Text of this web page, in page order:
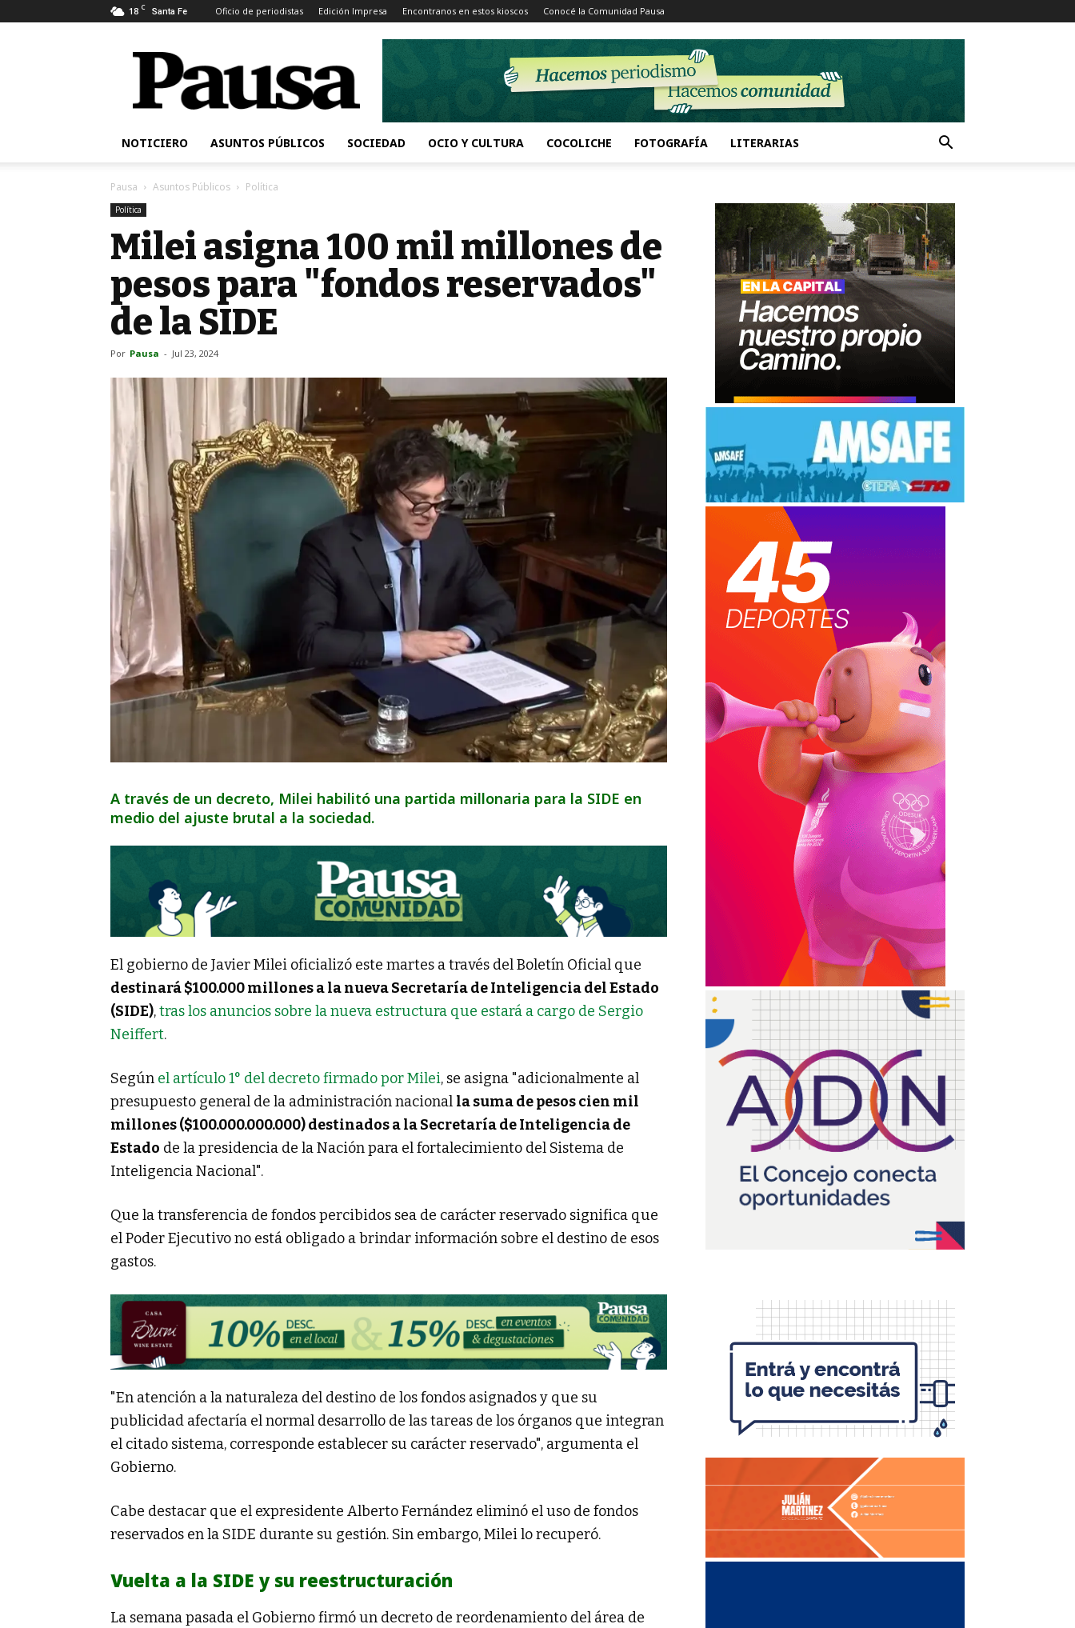
18 C Santa Fe Oficio de periodistas Edición Impresa Encontranos en estos kioscos Conocé la Comunidad Pausa
Pausa
NOTICIERO ASUNTOS PÚBLICOS SOCIEDAD OCIO Y CULTURA COCOLICHE FOTOGRAFÍA LITERARIAS
Pausa Asuntos Públicos Política
Política
Milei asigna 100 mil millones de
pesos para "fondos reservados"
de la SIDE
Por Pausa - Jul 23, 2024
A través de un decreto, Milei habilitó una partida millonaria para la SIDE en
medio del ajuste brutal a la sociedad.
El gobierno de Javier Milei oficializó este martes a través del Boletín Oficial que
destinará $100.000 millones a la nueva Secretaría de Inteligencia del Estado
(SIDE),tras los anuncios sobre la nueva estructura que estará a cargo de Sergio
Neiffert.
Según el artículo 1° del decreto firmado por Milei, se asigna "adicionalmente al
presupuesto general de la administración nacional la suma de pesos cien mil
millones ($100.000.000.000) destinados a la Secretaría de Inteligencia de
Estado de la presidencia de la Nación para el fortalecimiento del Sistema de
Inteligencia Nacional".
Que la transferencia de fondos percibidos sea de carácter reservado significa que
el Poder Ejecutivo no está obligado a brindar información sobre el destino de esos
gastos.
"En atención a la naturaleza del destino de los fondos asignados y que su
publicidad afectaría el normal desarrollo de las tareas de los órganos que integran
el citado sistema, corresponde establecer su carácter reservado", argumenta el
Gobierno.
Cabe destacar que el expresidente Alberto Fernández eliminó el uso de fondos
reservados en la SIDE durante su gestión. Sin embargo, Milei lo recuperó.
Vuelta a la SIDE y su reestructuración
La semana pasada el Gobierno firmó un decreto de reordenamiento del área de